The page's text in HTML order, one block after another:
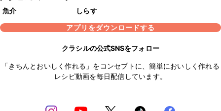
魚介
しらす
アプリをダウンロードする
クラシルの公式SNSをフォロー
「きちんとおいしく作れる」をコンセプトに、簡単においしく作れる
レシピ動画を毎日配信しています。